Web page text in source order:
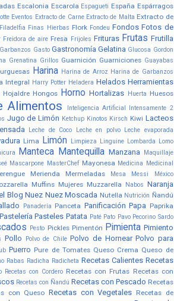
Escalonia Escarola Espagueti España Espárragos
Eventos Extracto de Carne Extracto de Malta Extracto de
Filadelfia Finas Hierbas Flork Fondeu Fondos Fotos de
Freidora de aire Fresa Frijoles Frituras Frutas Frutilla
Garbanzos Gasto Gastronomía Gelatina Glucosa Gordon
Grenatina Grillos Guarnición Guarniciones Guayabas
Harina Harina de Arroz Harina de Garbanzos
Integral Harry Potter Heladera Helados Herramientas
Hojaldre Hongos Horno Hortalizas Huerta Huesos
Alimentos Inteligencia Artificial Intensamente 2
Jugo de Limón Ketchup Kinotos Kirsch Kiwi Lacteos
Leche de Coco Leche en polvo Leche evaporada
Lima Limón Limpieza Linguine Lombarda Lomo
Manteca Mantequilla Manzana Maquillaje
Mascarpone MasterChef Mayonesa Medicina Medicinal
Merienda Mermeladas Mesa Messi México
Muffins Mujeres Muzzarella Nabos Naranja
Blog Nuez Nuez Moscada Nutella Nutrición Ñandú
Panadería Panceta Panificación Papa Paprika
Pastelería Pasteles Patata Paté Pato Pavo Pecorino Sardo
Pesto Pickles Pimentón Pimienta Pimiento
Pollo Polvo de Chile Polvo de Hornear Polvo para
Puerro Pure de Tomates Queso Crema Queso de
Rabas Radicha Radicheta Recetas Calientes Recetas
Recetas con Cordero Recetas con Frutas Recetas con
Recetas con Ñandú Recetas con Pescado Recetas
con Queso Recetas con Vegetales Recetas de